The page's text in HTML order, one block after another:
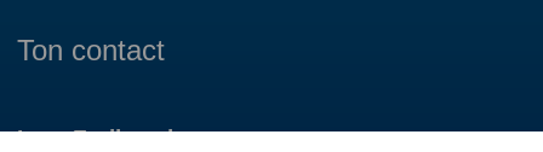
Ton contact
Lara Freiburghaus